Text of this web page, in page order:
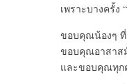
เพราะบางครั้ง
ขอบคุณน้องๆ ที่
ขอบคุณอาสาส
และขอบคุณทุก